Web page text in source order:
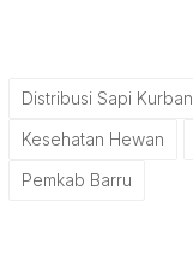
Distribusi Sapi Kurban
Kesehatan Hewan
Pemkab Barru